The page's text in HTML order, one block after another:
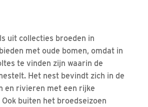
uit collecties broeden in
met oude bomen, omdat in
te vinden zijn waarin de
Het nest bevindt zich in de
en rivieren met een rijke
buiten het broedseizoen